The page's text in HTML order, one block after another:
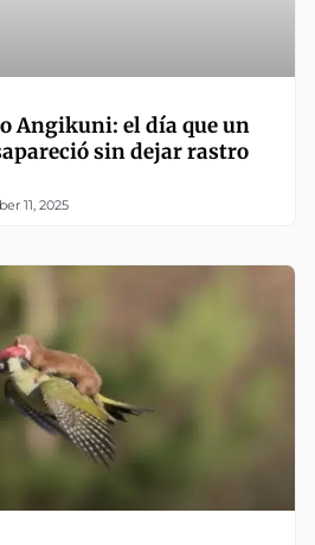
Angikuni: el día que un
sin dejar rastro
11, 2025